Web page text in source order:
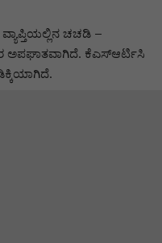
ಚಚಡಿ –
ಅಪಘಾತವಾಗಿದೆ. ಕೆಎಸ್ಆರ್ಟಿಸಿ